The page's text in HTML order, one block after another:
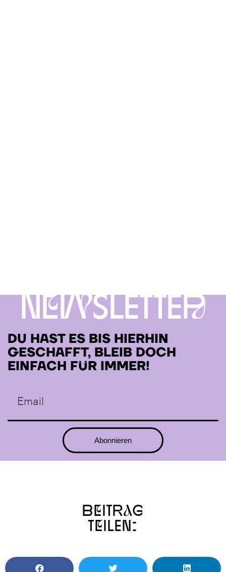
NewSLETTEr
DU HAST ES BIS HIERHIN
GESCHAFFT, BLEIB DOCH
EINFACH FÜR IMMER!
Abonnieren
BeITRaG
TeILEN: